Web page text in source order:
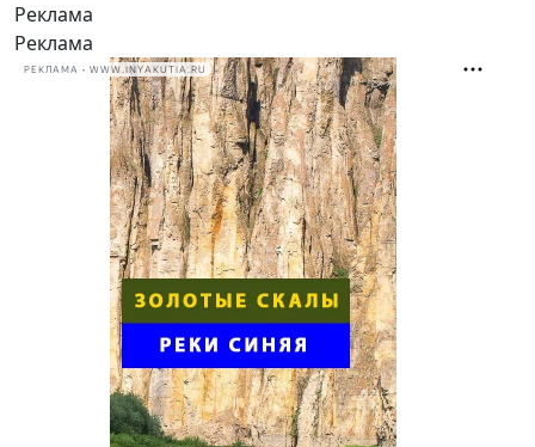
Реклама
Реклама
РЕКЛАМА • WWW.INYAKUTIA.RU